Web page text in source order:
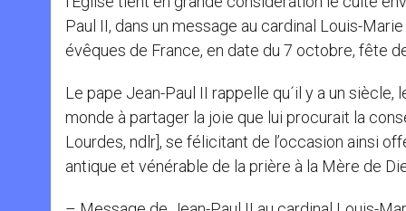
Paul II, dans un message au cardinal Louis-
évêques de France, en date du 7 octobre, fête
Le pape Jean-Paul II rappelle qu´il y a un
monde à partager la joie que lui procurait la
Lourdes, ndlr], se félicitant de l’occasion ainsi
antique et vénérable de la prière à la Mère de